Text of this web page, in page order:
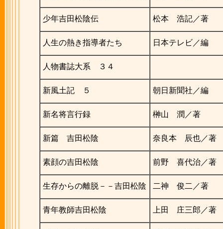
少年吉田松陰伝 松本 浩記／著
人生の熱き指導者たち 日本テレビ／編
人物書誌大系 ３４
新風土記 ５ 朝日新聞社／編
新名将言行録 榊山 潤／著
新篇 吉田松陰 奈良本 辰也／著
素顔の吉田松陰 前野 喜代治／著
生存からの離脱－－吉田松陰 二神 俊二／著
青年教師吉田松陰 上田 庄三郎／著